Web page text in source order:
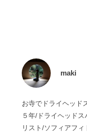
maki
お寺でドライヘッド
５年/ドライヘッド
リスト/ソフィアフ